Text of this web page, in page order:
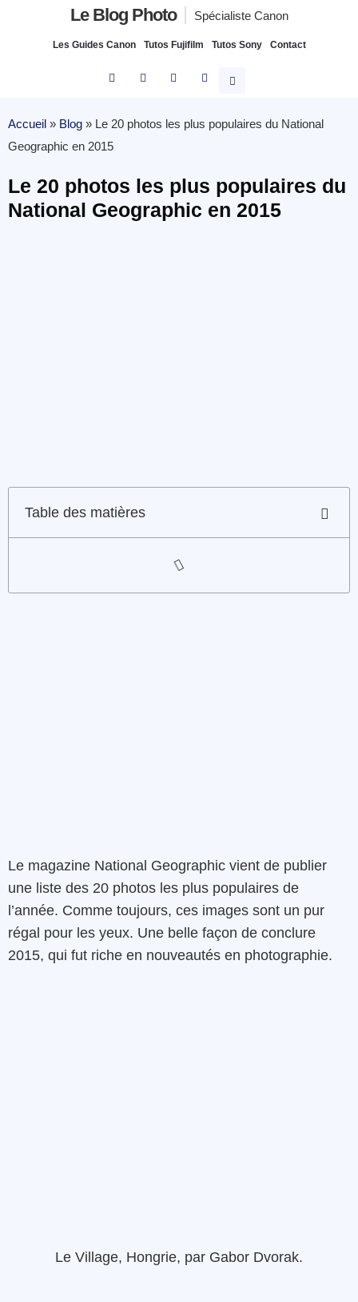
Le Blog Photo Spécialiste Canon
Les Guides Canon Tutos Fujifilm Tutos Sony Contact
Accueil » Blog » Le 20 photos les plus populaires du National
Geographic en 2015
Le 20 photos les plus populaires du
National Geographic en 2015
Table des matières
Le magazine National Geographic vient de publier
une liste des 20 photos les plus populaires de
l’année. Comme toujours, ces images sont un pur
régal pour les yeux. Une belle façon de conclure
2015, qui fut riche en nouveautés en photographie.
Le Village, Hongrie, par Gabor Dvorak.